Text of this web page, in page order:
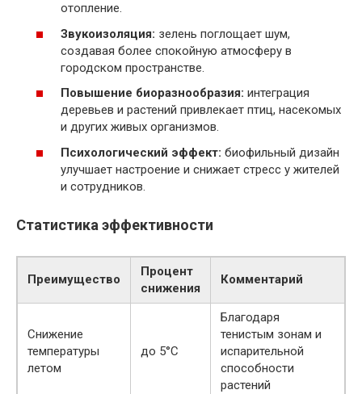
отопление.
Звукоизоляция: зелень поглощает шум,
создавая более спокойную атмосферу в
городском пространстве.
Повышение биоразнообразия: интеграция
деревьев и растений привлекает птиц, насекомых
и других живых организмов.
Психологический эффект: биофильный дизайн
улучшает настроение и снижает стресс у жителей
и сотрудников.
Статистика эффективности
Преимущество
Процент
снижения
Комментарий
Снижение
температуры
летом
до 5°C
Благодаря
тенистым зонам и
испарительной
способности
растений